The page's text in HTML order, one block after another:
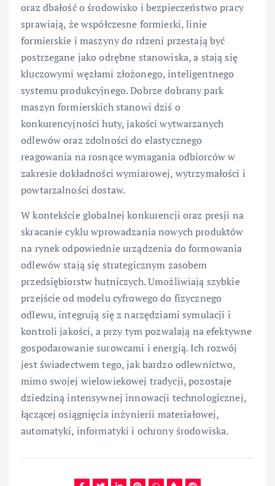
oraz dbałość o środowisko i bezpieczeństwo pracy
sprawiają, że współczesne formierki, linie
formierskie i maszyny do rdzeni przestają być
postrzegane jako odrębne stanowiska, a stają się
kluczowymi węzłami złożonego, inteligentnego
systemu produkcyjnego. Dobrze dobrany park
maszyn formierskich stanowi dziś o
konkurencyjności huty, jakości wytwarzanych
odlewów oraz zdolności do elastycznego
reagowania na rosnące wymagania odbiorców w
zakresie dokładności wymiarowej, wytrzymałości i
powtarzalności dostaw.
W kontekście globalnej konkurencji oraz presji na
skracanie cyklu wprowadzania nowych produktów
na rynek odpowiednie urządzenia do formowania
odlewów stają się strategicznym zasobem
przedsiębiorstw hutniczych. Umożliwiają szybkie
przejście od modelu cyfrowego do fizycznego
odlewu, integrują się z narzędziami symulacji i
kontroli jakości, a przy tym pozwalają na efektywne
gospodarowanie surowcami i energią. Ich rozwój
jest świadectwem tego, jak bardzo odlewnictwo,
mimo swojej wielowiekowej tradycji, pozostaje
dziedziną intensywnej innowacji technologicznej,
łączącej osiągnięcia inżynierii materiałowej,
automatyki, informatyki i ochrony środowiska.